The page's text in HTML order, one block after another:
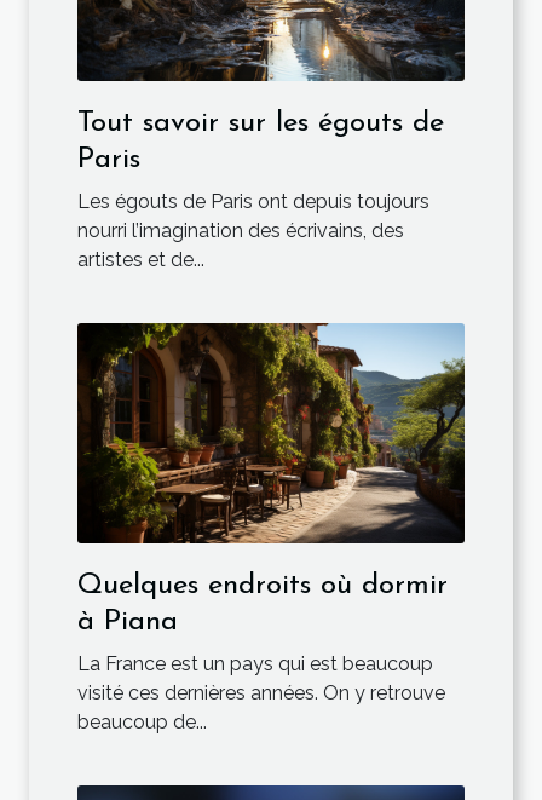
Tout savoir sur les égouts de
Paris
Les égouts de Paris ont depuis toujours
nourri l’imagination des écrivains, des
artistes et de...
Quelques endroits où dormir
à Piana
La France est un pays qui est beaucoup
visité ces dernières années. On y retrouve
beaucoup de...